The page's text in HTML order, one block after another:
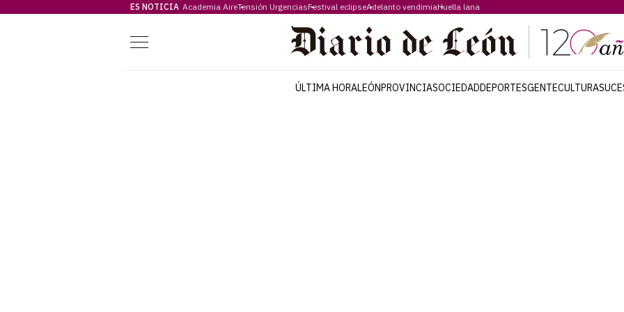
ES NOTICIA Academia AireTensión UrgenciasFestival eclipseAdelanto vendimiaHuella lana
Menú
ÚLTIMA HORALEÓNPROVINCIASOCIEDADDEPORTESGENTECULTURA